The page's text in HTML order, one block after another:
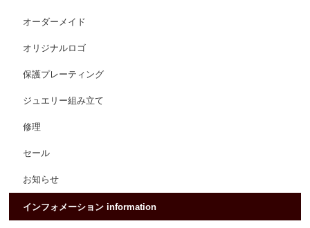
オーダーメイド
オリジナルロゴ
保護プレーティング
ジュエリー組み立て
修理
セール
お知らせ
インフォメーション information